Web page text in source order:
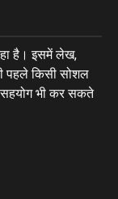
है। इसमें लेख,
पहले किसी सोशल
सहयोग भी कर सकते